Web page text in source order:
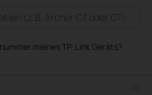
meines TP-Link Geräts?